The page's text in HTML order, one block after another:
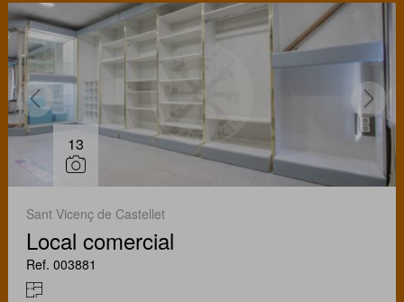
13
Sant Vicenç de Castellet
Local comercial
Ref. 003881